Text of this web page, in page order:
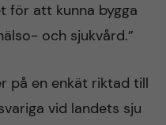
för att kunna bygga
och sjukvård.”
på en enkät riktad till
vid landets sju